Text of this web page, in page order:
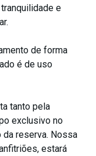
e
de forma
é de uso
tanto pela
exclusivo no
da reserva. Nossa
estará